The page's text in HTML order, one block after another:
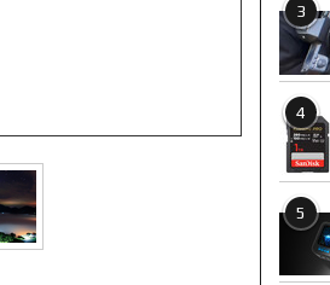
3
4
5